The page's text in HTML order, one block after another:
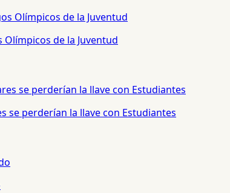
Olímpicos de la Juventud
se perderían la llave con Estudiantes